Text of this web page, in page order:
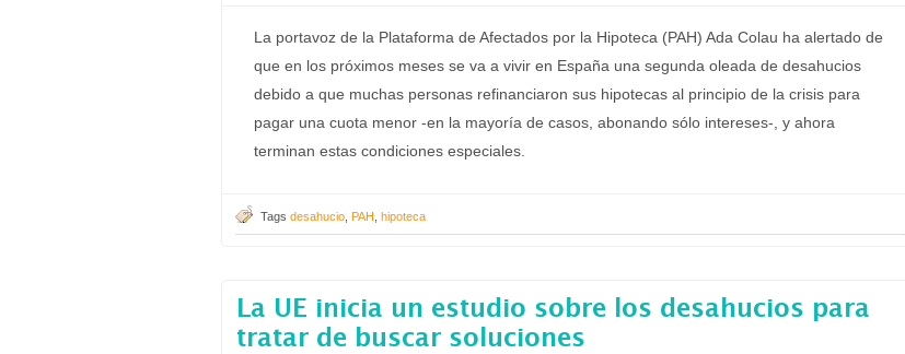
La portavoz de la Plataforma de Afectados por la Hipoteca (PAH) Ada Colau ha alertado de
que en los próximos meses se va a vivir en España una segunda oleada de desahucios
debido a que muchas personas refinanciaron sus hipotecas al principio de la crisis para
pagar una cuota menor -en la mayoría de casos, abonando sólo intereses-, y ahora
terminan estas condiciones especiales.
Tags desahucio PAH hipoteca
La UE inicia un estudio sobre los desahucios para
tratar de buscar soluciones